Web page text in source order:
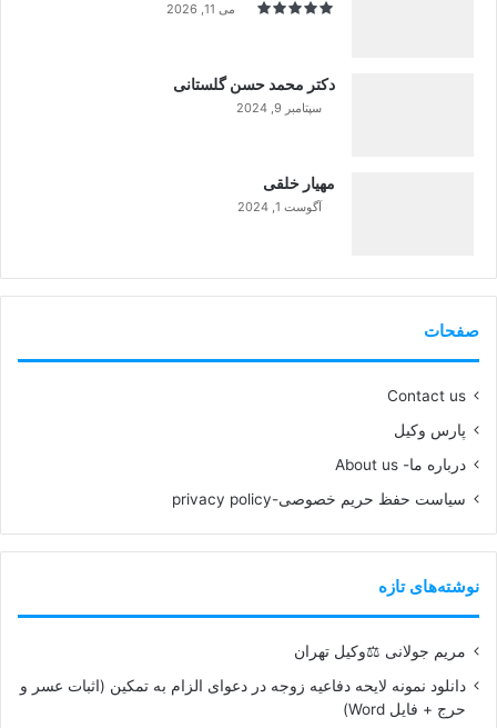
می 11, 2026
دکتر محمد حسن گلستانی
سپتامبر 9, 2024
مهیار خلقی
آگوست 1, 2024
صفحات
Contact us
پارس وکیل
درباره ما- About us
سیاست حفظ حریم خصوصی-privacy policy
نوشته‌های تازه
مریم جولانی ⚖️وکیل تهران
دانلود نمونه لایحه دفاعیه زوجه در دعوای الزام به تمکین (اثبات عسر و
حرج + فایل Word)